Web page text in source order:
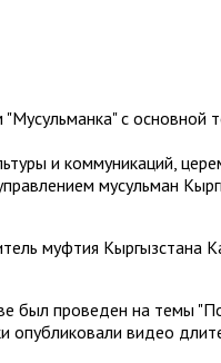
с
и коммуникаций,
мусульман
муфтия
был проведен на темы
опубликовали видео